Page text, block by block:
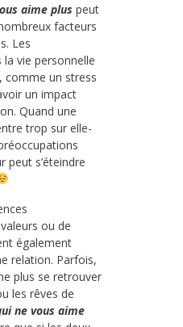
aime plus peut
facteurs
Les
vie personnelle
comme un stress
un impact
Quand une
trop sur elle-
peut s’éteindre
ou de
également
relation. Parfois,
plus se retrouver
les rêves de
ne vous aime